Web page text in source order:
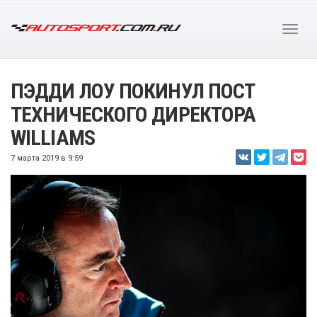
ПЭДДИ ЛОУ ПОКИНУЛ ПОСТ
ТЕХНИЧЕСКОГО ДИРЕКТОРА
WILLIAMS
7 марта 2019 в 9:59